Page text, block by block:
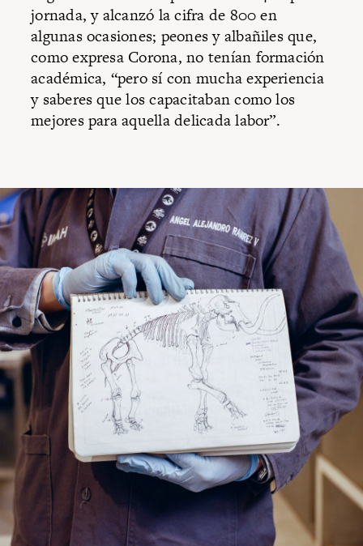
jornada, y alcanzó la cifra de 800 en
algunas ocasiones; peones y albañiles que,
como expresa Corona, no tenían formación
académica, “pero sí con mucha experiencia
y saberes que los capacitaban como los
mejores para aquella delicada labor”.